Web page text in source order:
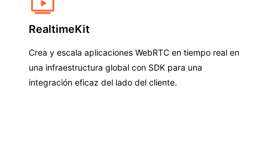
RealtimeKit
Crea y escala aplicaciones WebRTC en tiempo real en
una infraestructura global con SDK para una
integración eficaz del lado del cliente.